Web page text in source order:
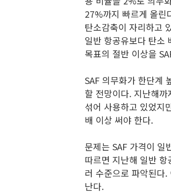
27%까지 빠르게 올린
탄소감축이 자리하고
일반 항공유보다 탄소
목표의 절반 이상을
SAF 의무화가 한단계
할 전망이다. 지난해
섞어 사용하고 있었지
배 이상 써야 한다.
문제는 SAF 가격이 일
따르면 지난해 일반
러 수준으로 파악된다
난다.